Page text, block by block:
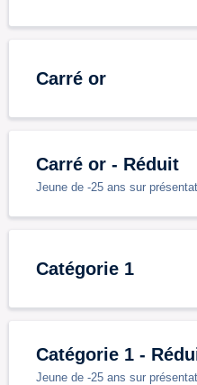
Carré or
Carré or - Réduit
Jeune de -25 ans sur
Catégorie 1
Catégorie 1 -
Jeune de -25 ans sur